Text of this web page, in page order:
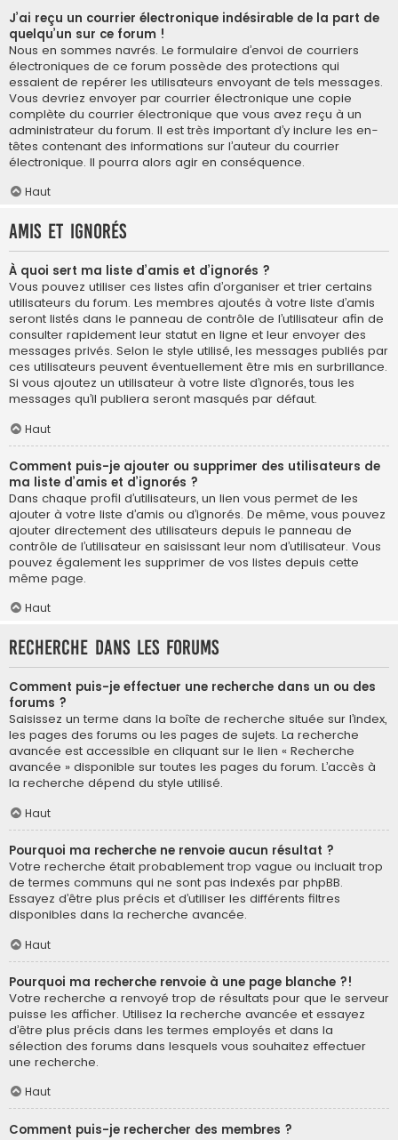
J’ai reçu un courrier électronique indésirable de la part de
quelqu’un sur ce forum !
Nous en sommes navrés. Le formulaire d’envoi de courriers
électroniques de ce forum possède des protections qui
essaient de repérer les utilisateurs envoyant de tels messages.
Vous devriez envoyer par courrier électronique une copie
complète du courrier électronique que vous avez reçu à un
administrateur du forum. Il est très important d’y inclure les en-
têtes contenant des informations sur l’auteur du courrier
électronique. Il pourra alors agir en conséquence.
Haut
Amis et ignorés
À quoi sert ma liste d’amis et d’ignorés ?
Vous pouvez utiliser ces listes afin d’organiser et trier certains
utilisateurs du forum. Les membres ajoutés à votre liste d’amis
seront listés dans le panneau de contrôle de l’utilisateur afin de
consulter rapidement leur statut en ligne et leur envoyer des
messages privés. Selon le style utilisé, les messages publiés par
ces utilisateurs peuvent éventuellement être mis en surbrillance.
Si vous ajoutez un utilisateur à votre liste d’ignorés, tous les
messages qu’il publiera seront masqués par défaut.
Haut
Comment puis-je ajouter ou supprimer des utilisateurs de
ma liste d’amis et d’ignorés ?
Dans chaque profil d’utilisateurs, un lien vous permet de les
ajouter à votre liste d’amis ou d’ignorés. De même, vous pouvez
ajouter directement des utilisateurs depuis le panneau de
contrôle de l’utilisateur en saisissant leur nom d’utilisateur. Vous
pouvez également les supprimer de vos listes depuis cette
même page.
Haut
Recherche dans les forums
Comment puis-je effectuer une recherche dans un ou des
forums ?
Saisissez un terme dans la boîte de recherche située sur l’index,
les pages des forums ou les pages de sujets. La recherche
avancée est accessible en cliquant sur le lien « Recherche
avancée » disponible sur toutes les pages du forum. L’accès à
la recherche dépend du style utilisé.
Haut
Pourquoi ma recherche ne renvoie aucun résultat ?
Votre recherche était probablement trop vague ou incluait trop
de termes communs qui ne sont pas indexés par phpBB.
Essayez d’être plus précis et d’utiliser les différents filtres
disponibles dans la recherche avancée.
Haut
Pourquoi ma recherche renvoie à une page blanche ?!
Votre recherche a renvoyé trop de résultats pour que le serveur
puisse les afficher. Utilisez la recherche avancée et essayez
d’être plus précis dans les termes employés et dans la
sélection des forums dans lesquels vous souhaitez effectuer
une recherche.
Haut
Comment puis-je rechercher des membres ?